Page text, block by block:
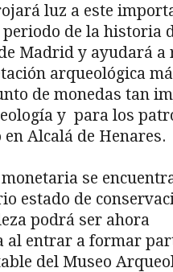
luz a este
periodo de la historia
Madrid y ayudará a
arqueológica
de monedas tan
y para los
Alcalá de Henares.
se
estado de
podrá ser ahora
al entrar a formar
del Museo